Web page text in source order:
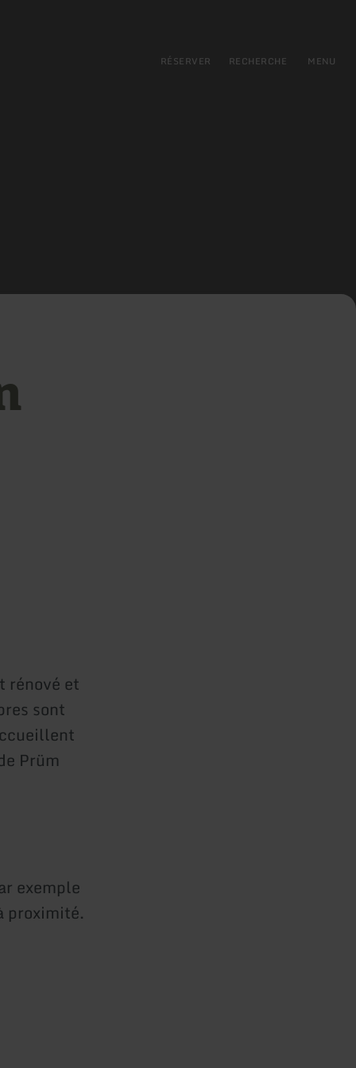
RÉSERVER RECHERCHE MENU
rénové et
sont
Prüm
exemple
proximité.